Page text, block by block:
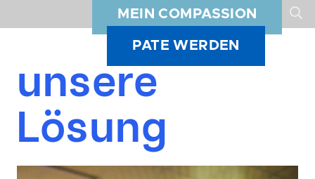
MEIN COMPASSION
PATE WERDEN
unsere
Lösung